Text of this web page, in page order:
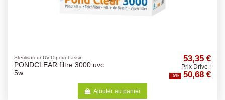
Stérilisateur UV-C pour bassin
PONDCLEAR filtre 3000 uvc
5w
53,35 €
Prix Drive :
-5% 50,68 €
Ajouter au panier